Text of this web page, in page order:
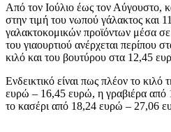
Από τον Ιούλιο έως τον Αύγουστο,
στην τιμή του νωπού γάλακτος και
γαλακτοκομικών προϊόντων μέσα
του γιαουρτιού ανέρχεται περίπου
κιλό και του βουτύρου στα 12,45
Ενδεικτικό είναι πως πλέον το κιλό
ευρώ – 16,45 ευρώ, η γραβιέρα
το κασέρι από 18,24 ευρώ – 27,06